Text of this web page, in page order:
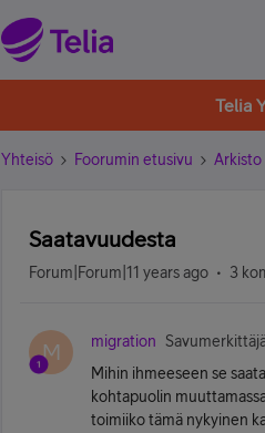
Telia
Yhteisö Foorumin etusivu Arkisto
Saatavuudesta
Forum|Forum|11 years ago 3
M migration
Mihin ihmeeseen se
kohtapuolin
toimiiko tämä nykyinen